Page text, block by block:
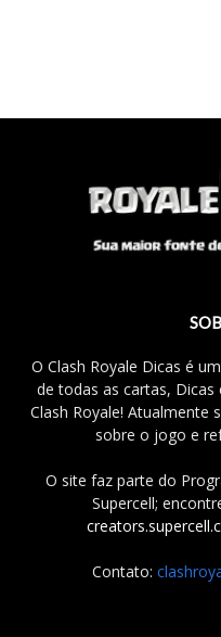
O Clash Royale Dicas é
de todas as cartas,
Clash Royale!
sobre o jogo e
O site faz parte do
Supercell;
Contato: